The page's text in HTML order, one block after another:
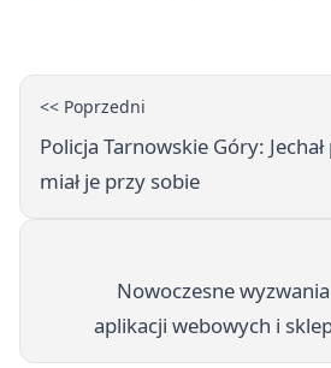
<< Poprzedni
Policja Tarnowskie Góry:
miał je przy sobie
Nowoczesne
aplikacji webowych i